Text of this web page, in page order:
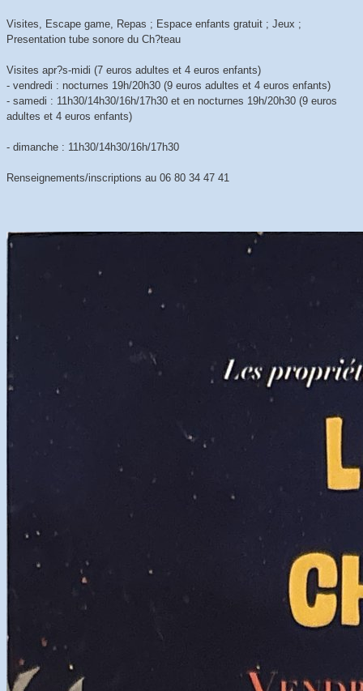
Visites, Escape game, Repas ; Espace enfants gratuit ; Jeux ;
Presentation tube sonore du Ch?teau
Visites apr?s-midi (7 euros adultes et 4 euros enfants)
- vendredi : nocturnes 19h/20h30 (9 euros adultes et 4 euros enfants)
- samedi : 11h30/14h30/16h/17h30 et en nocturnes 19h/20h30 (9 euros
adultes et 4 euros enfants)
- dimanche : 11h30/14h30/16h/17h30
Renseignements/inscriptions au 06 80 34 47 41